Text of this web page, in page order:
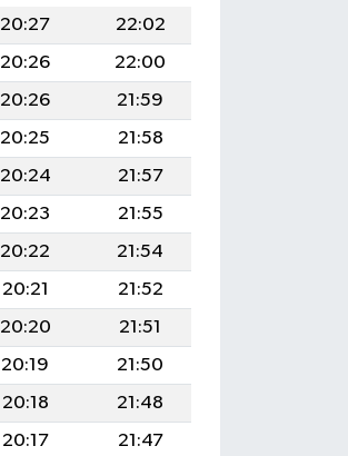
20:27
22:02
20:26
22:00
20:26
21:59
20:25
21:58
20:24
21:57
20:23
21:55
20:22
21:54
20:21
21:52
20:20
21:51
20:19
21:50
20:18
21:48
20:17
21:47